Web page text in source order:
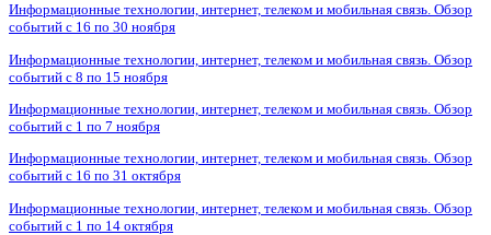
Информационные технологии, интернет, телеком и мобильная связь. Обзор
событий с 16 по 30 ноября
Информационные технологии, интернет, телеком и мобильная связь. Обзор
событий с 8 по 15 ноября
Информационные технологии, интернет, телеком и мобильная связь. Обзор
событий с 1 по 7 ноября
Информационные технологии, интернет, телеком и мобильная связь. Обзор
событий с 16 по 31 октября
Информационные технологии, интернет, телеком и мобильная связь. Обзор
событий с 1 по 14 октября